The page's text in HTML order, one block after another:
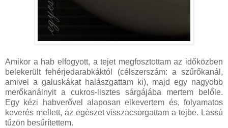
Amikor a hab elfogyott, a tejet megfosztottam az időközben
belekerült fehérjedarabkáktól (célszerszám: a szűrőkanál,
amivel a galuskákat halászgattam ki), majd egy nagyobb
merőkanálnyit a cukros-lisztes sárgájába mertem belőle.
Egy kézi habverővel alaposan elkevertem és, folyamatos
keverés mellett, az egészet visszacsorgattam a tejbe. Lassú
tűzön besűrítettem.